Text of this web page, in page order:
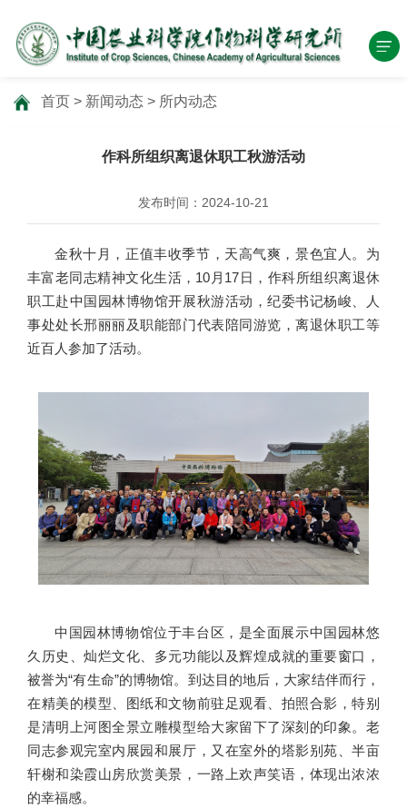
首页 > 新闻动态 > 所内动态
作科所组织离退休职工秋游活动
发布时间：2024-10-21
金秋十月，正值丰收季节，天高气爽，景色宜人。为
丰富老同志精神文化生活，10月17日，作科所组织离退休
职工赴中国园林博物馆开展秋游活动，纪委书记杨峻、人
事处处长邢丽丽及职能部门代表陪同游览，离退休职工等
近百人参加了活动。
中国园林博物馆位于丰台区，是全面展示中国园林悠
久历史、灿烂文化、多元功能以及辉煌成就的重要窗口，
被誉为“有生命”的博物馆。到达目的地后，大家结伴而行，
在精美的模型、图纸和文物前驻足观看、拍照合影，特别
是清明上河图全景立雕模型给大家留下了深刻的印象。老
同志参观完室内展园和展厅，又在室外的塔影别苑、半亩
轩榭和染霞山房欣赏美景，一路上欢声笑语，体现出浓浓
的幸福感。